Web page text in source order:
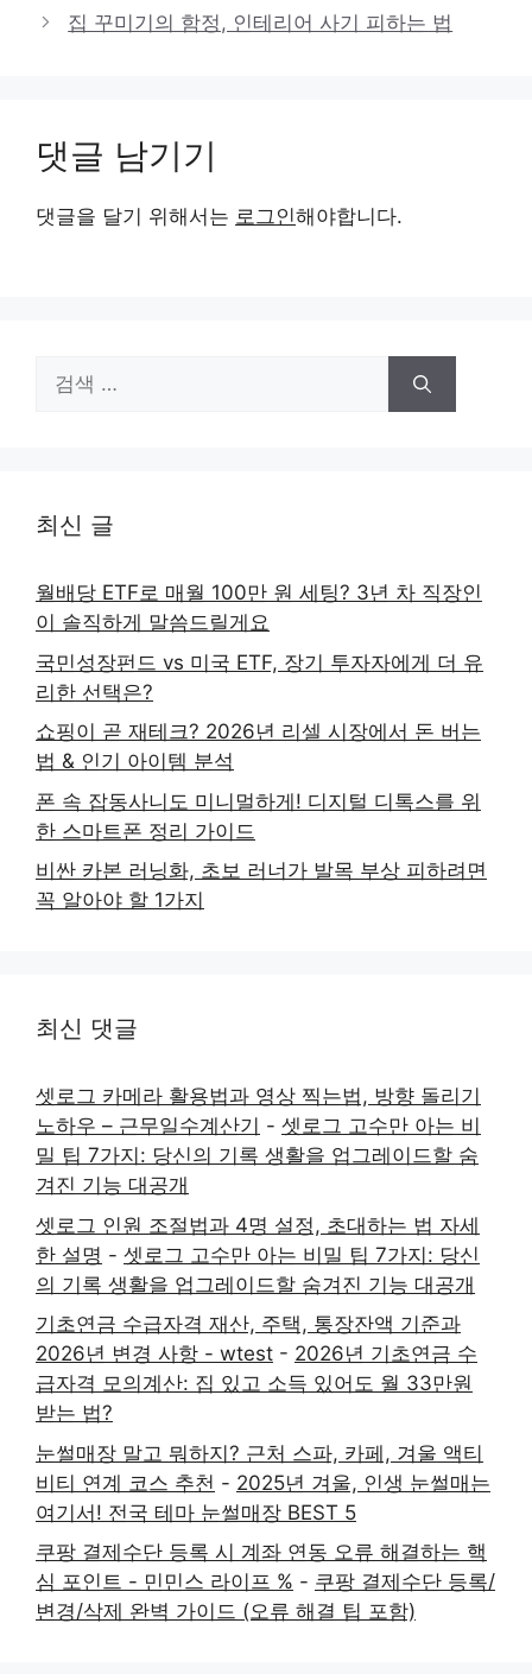
집 꾸미기의 함정, 인테리어 사기 피하는 법
댓글 남기기
댓글을 달기 위해서는 로그인해야합니다.
색:
최신 글
월배당 ETF로 매월 100만 원 세팅? 3년 차 직장인
이 솔직하게 말씀드릴게요
국민성장펀드 vs 미국 ETF, 장기 투자자에게 더 유
리한 선택은?
쇼핑이 곧 재테크? 2026년 리셀 시장에서 돈 버는
법 & 인기 아이템 분석
폰 속 잡동사니도 미니멀하게! 디지털 디톡스를 위
한 스마트폰 정리 가이드
비싼 카본 러닝화, 초보 러너가 발목 부상 피하려면
꼭 알아야 할 1가지
최신 댓글
셋로그 카메라 활용법과 영상 찍는법, 방향 돌리기
노하우 – 근무일수계산기 - 셋로그 고수만 아는 비
밀 팁 7가지: 당신의 기록 생활을 업그레이드할 숨
겨진 기능 대공개
셋로그 인원 조절법과 4명 설정, 초대하는 법 자세
한 설명 - 셋로그 고수만 아는 비밀 팁 7가지: 당신
의 기록 생활을 업그레이드할 숨겨진 기능 대공개
기초연금 수급자격 재산, 주택, 통장잔액 기준과
2026년 변경 사항 - wtest - 2026년 기초연금 수
급자격 모의계산: 집 있고 소득 있어도 월 33만원
받는 법?
눈썰매장 말고 뭐하지? 근처 스파, 카페, 겨울 액티
비티 연계 코스 추천 - 2025년 겨울, 인생 눈썰매는
여기서! 전국 테마 눈썰매장 BEST 5
쿠팡 결제수단 등록 시 계좌 연동 오류 해결하는 핵
심 포인트 - 민민스 라이프 % - 쿠팡 결제수단 등록/
변경/삭제 완벽 가이드 (오류 해결 팁 포함)